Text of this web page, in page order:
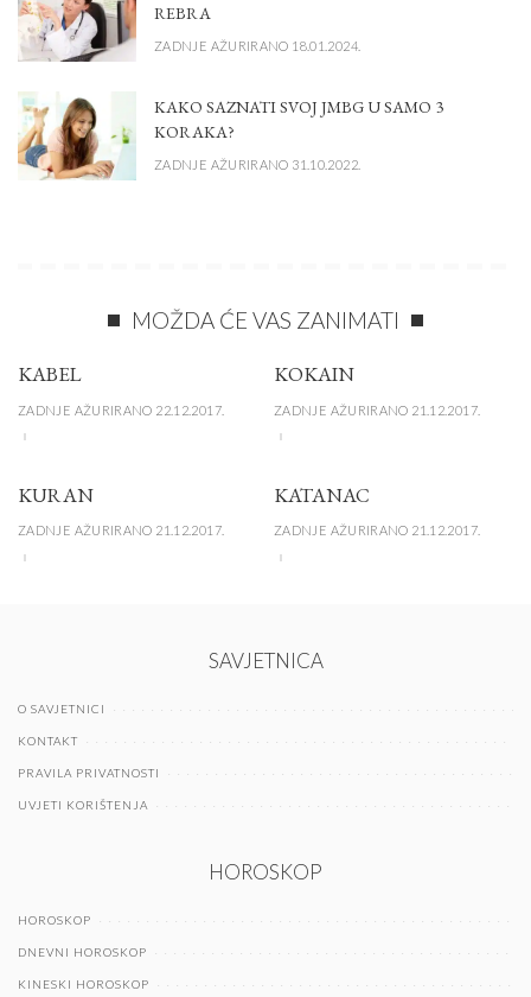
REBRA
ZADNJE AŽURIRANO 18.01.2024.
KAKO SAZNATI SVOJ JMBG U SAMO 3
KORAKA?
ZADNJE AŽURIRANO 31.10.2022.
MOŽDA ĆE VAS ZANIMATI
KABEL
ZADNJE AŽURIRANO 22.12.2017.
KOKAIN
ZADNJE AŽURIRANO 21.12.2017.
KURAN
ZADNJE AŽURIRANO 21.12.2017.
KATANAC
ZADNJE AŽURIRANO 21.12.2017.
SAVJETNICA
O SAVJETNICI
KONTAKT
PRAVILA PRIVATNOSTI
UVJETI KORIŠTENJA
HOROSKOP
HOROSKOP
DNEVNI HOROSKOP
KINESKI HOROSKOP